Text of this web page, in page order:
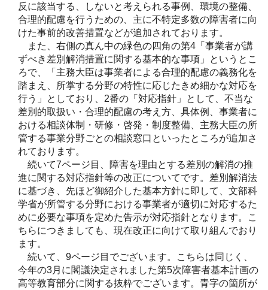
反に該当する、しないと考えられる事例、環境の整備、
合理的配慮を行うための、主に不特定多数の障害者に向
けた事前的改善措置などが追加されております。
また、右側の真ん中の緑色の四角の第4「事業者が講
ずべき差別解消措置に関する基本的な事項」というとこ
ろで、「主務大臣は事業者による合理的配慮の義務化を
踏まえ、所掌する分野の特性に応じたきめ細かな対応を
行う」としており、2番の「対応指針」として、不当な
差別的取扱い・合理的配慮の考え方、具体例、事業者に
おける相談体制・研修・啓発・制度整備、主務大臣の所
管する事業分野ごとの相談窓口といったところが追加さ
れております。
続いて7ページ目、障害を理由とする差別の解消の推
進に関する対応指針等の改正についてです。差別解消法
に基づき、先ほど御紹介した基本方針に即して、文部科
学省が所管する分野における事業者が適切に対応するた
めに必要な事項を定めた告示が対応指針となります。こ
ちらにつきましても、現在改正に向けて取り組んでおり
ます。
続いて、9ページ目でございます。こちらは同じく、
今年の3月に閣議決定されました第5次障害者基本計画の
高等教育部分に関する抜粋でございます。青字の箇所が